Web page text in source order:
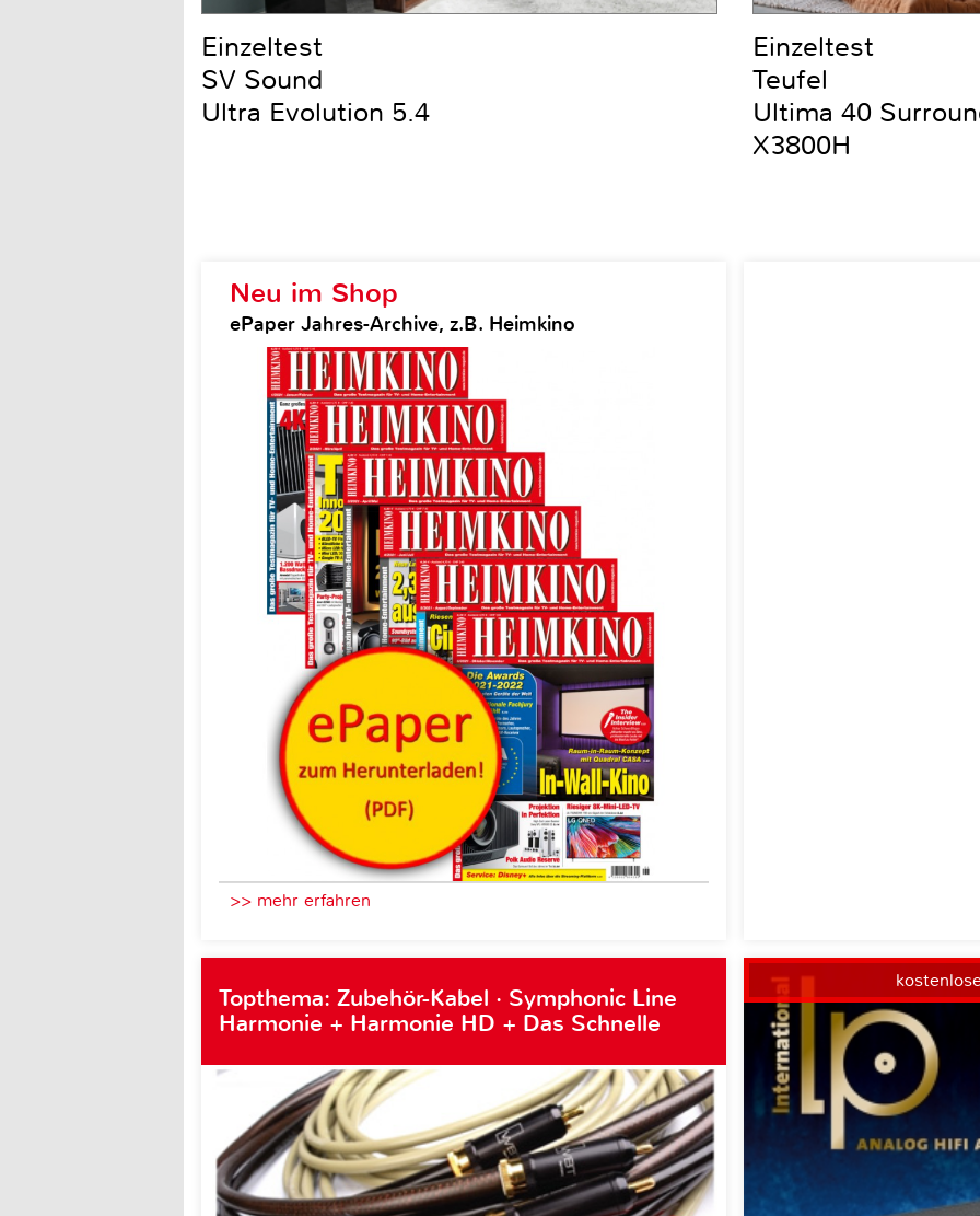
Neu im Shop
ePaper Jahres-Archive, z.B. Heimkino
>> mehr erfahren
Topthema: Zubehör-Kabel · Symphonic Line
Harmonie + Harmonie HD + Das Schnelle
Einzeltest
SV Sound
Ultra Evolution 5.4
Einzeltest
Teufel
Ultima 40
X3800H